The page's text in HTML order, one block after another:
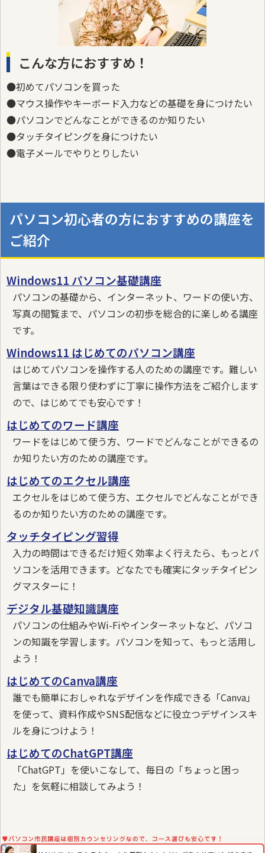
こんな方におすすめ！
●初めてパソコンを買った
●マウス操作やキーボード入力などの基礎を身につけたい
●パソコンでどんなことができるのか知りたい
●タッチタイピングを身につけたい
●電子メールでやりとりしたい
パソコン初心者の方におすすめの講座を
ご紹介
Windows11 パソコン基礎講座
パソコンの基礎から、インターネット、ワードの使い方、
写真の閲覧まで、パソコンの初歩を総合的に楽しめる講座
です。
Windows11 はじめてのパソコン講座
はじめてパソコンを操作する人のための講座です。難しい
言葉はできる限り使わずに丁寧に操作方法をご紹介します
ので、はじめてでも安心です！
はじめてのワード講座
ワードをはじめて使う方、ワードでどんなことができるの
か知りたい方のための講座です。
はじめてのエクセル講座
エクセルをはじめて使う方、エクセルでどんなことができ
るのか知りたい方のための講座です。
タッチタイピング習得
入力の時間はできるだけ短く効率よく行えたら、もっとパ
ソコンを活用できます。どなたでも確実にタッチタイピン
グマスターに！
デジタル基礎知識講座
パソコンの仕組みやWi-Fiやインターネットなど、パソコ
ンの知識を学習します。パソコンを知って、もっと活用し
よう！
はじめてのCanva講座
誰でも簡単におしゃれなデザインを作成できる「Canva」
を使って、資料作成やSNS配信などに役立つデザインスキ
ルを身につけよう！
はじめてのChatGPT講座
「ChatGPT」を使いこなして、毎日の「ちょっと困っ
た」を気軽に相談してみよう！